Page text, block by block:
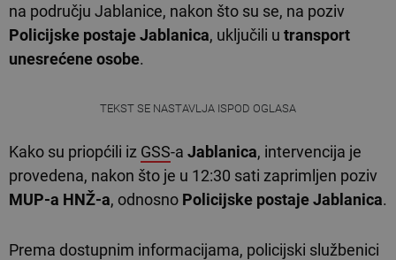
na području Jablanice, nakon što su se, na poziv
Policijske postajeJablanica, uključili u transport
unesrećene osobe.
TEKST SE NASTAVLJA ISPOD OGLASA
Kako su priopćili iz GSS-a Jablanica, intervencija je
provedena, nakon što je u 12:30 sati zaprimljen poziv
MUP-a HNŽ-a, odnosno Policijske postajeJablanica.
Prema dostupnim informacijama, policijski službenici